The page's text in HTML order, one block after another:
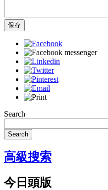
保存
Search
Search
高級搜索
今日頭版